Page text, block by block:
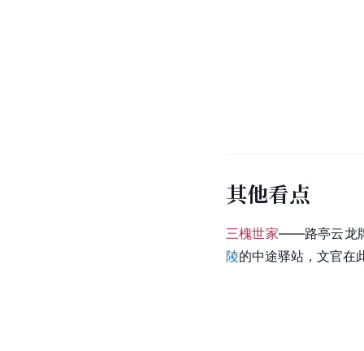
其他看点
三槐世家——路亭云龙
陵的中途驿站，文官在